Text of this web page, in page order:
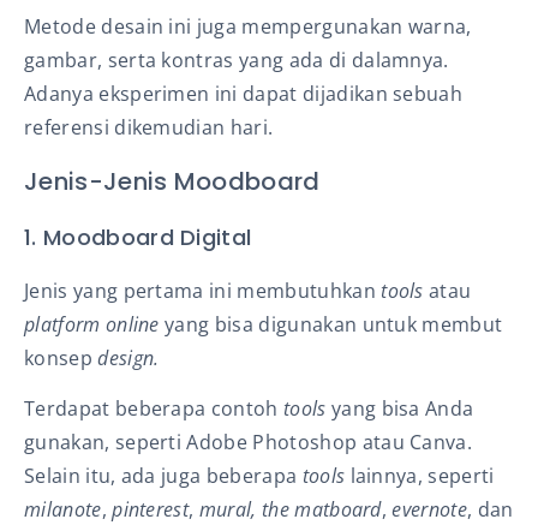
Metode desain ini juga mempergunakan warna,
gambar, serta kontras yang ada di dalamnya.
Adanya eksperimen ini dapat dijadikan sebuah
referensi dikemudian hari.
Jenis-Jenis Moodboard
1. Moodboard Digital
Jenis yang pertama ini membutuhkan toolsatau
platform onlineyang bisa digunakan untuk membut
konsepdesign.
Terdapat beberapa contoh tools yang bisa Anda
gunakan, seperti Adobe Photoshop atau Canva.
Selain itu, ada juga beberapa tools lainnya, seperti
milanote,pinterest, mural, the matboard,evernote, dan